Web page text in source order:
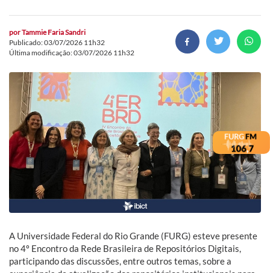
porTammie Faria Sandri
Publicado: 03/07/2026 11h32
Última modificação: 03/07/2026 11h32
A Universidade Federal do Rio Grande (FURG) esteve presente
no 4º Encontro da Rede Brasileira de Repositórios Digitais,
participando das discussões, entre outros temas, sobre a